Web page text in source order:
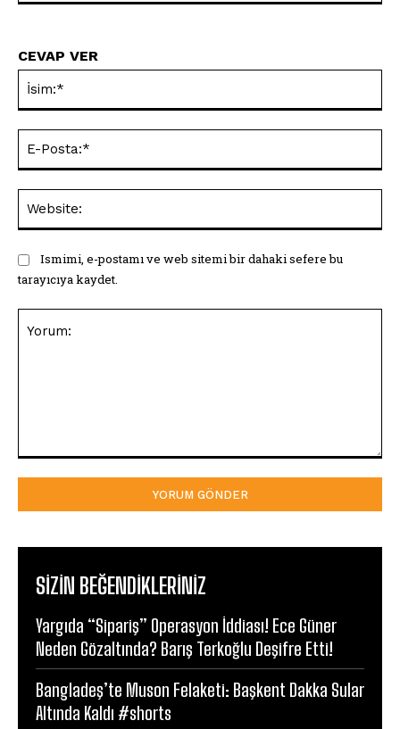
CEVAP VER
Ismimi, e-postamı ve web sitemi bir dahaki sefere bu
tarayıcıya kaydet.
SIZIN BEĞENDIKLERINIZ
Yargıda “Sipariş” Operasyon İddiası! Ece Güner
Neden Gözaltında? Barış Terkoğlu Deşifre Etti!
Bangladeş’te Muson Felaketi: Başkent Dakka Sular
Altında Kaldı #shorts